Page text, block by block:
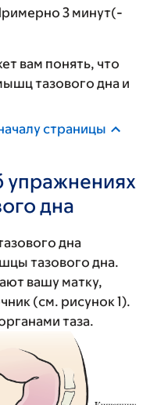
3 минут(-
вам понять, что
тазового дна и
страницы
дна
дна
тазового дна.
вашу матку,
(см. рисунок 1).
таза.